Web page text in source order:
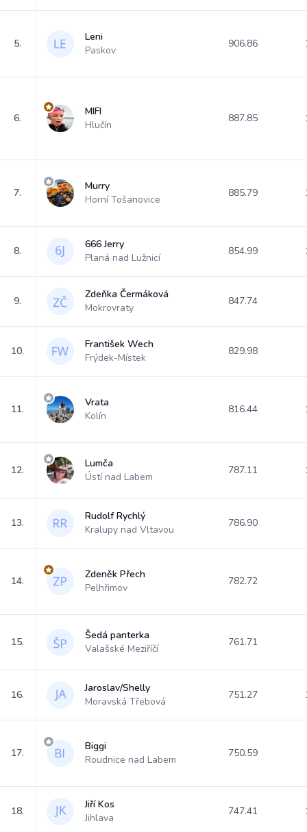
5.
Leni
Paskov
906.86
6.
MIFI
Hlučín
887.85
7.
Murry
Horní Tošanovice
885.79
8.
666 Jerry
Planá nad Lužnicí
854.99
9.
Zdeňka Čermáková
Mokrovraty
847.74
10.
František Wech
Frýdek-Místek
829.98
11.
Vrata
Kolín
816.44
12.
Lumča
Ústí nad Labem
787.11
13.
Rudolf Rychlý
Kralupy nad Vltavou
786.90
14.
Zdeněk Přech
Pelhřimov
782.72
15.
Šedá panterka
Valašské Meziříčí
761.71
16.
Jaroslav/Shelly
Moravská Třebová
751.27
17.
Biggi
Roudnice nad Labem
750.59
18.
Jiří Kos
Jihlava
747.41